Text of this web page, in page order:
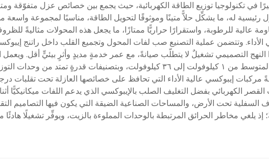
في تكنولوجيا توزيع الطاقة الكهربائية، حيث يجمع بين خصائص عزل
له، ما يشكِّل حلاًّ متينًا وموثوقًا لتحويل الطاقة، مناسبًا لمجموعة واسعة
عالية للرطوبة، واستقرارًا حراريًّا ممتازًا، ما يجعل هذه المحولات مثاليةً
في الأداء. وتتضمن عملية التصنيع صب لفات المحول وتجميع القلب داخل
النهج التصميمي تشغيلٌ لا يتطلّب صيانةً، مع عمر خدمةٍ مديدٍ وأثرٍ بيئيٍّ أقل.
واسعٍ، عادةً ما يتعامل مع تطبيقات الجهد المتوسط من ١ كيلوفولت إلى ٣٦
مركبات إيبوكسي عالية الأداء التي تحافظ على خصائصها العازلة تحت تقلبات
الكهربائي بفضل التغليف الصلب بالإيبوكسي الذي يدعم اللفات ميكانيكيًّا
تحت الأرض، والمساحات الصناعية الضيقة التي يكون فيها التصاميم
يلغي مخاطر الحرائق المرتبطة بالوحدات المملوءة بالزيت، ويوفِّر تشغيلًا